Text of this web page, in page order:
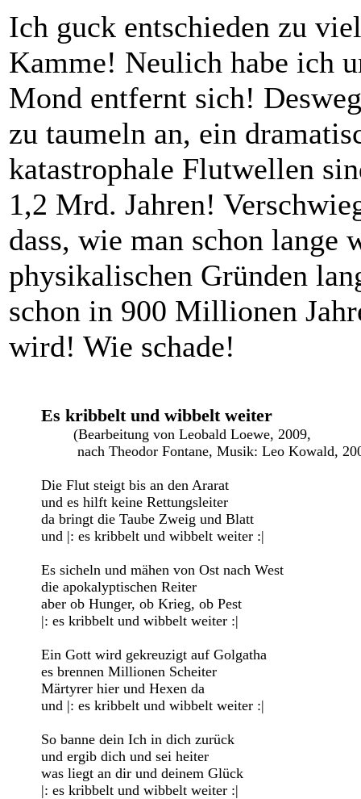
Ich guck entschieden zu
Kamme! Neulich habe ich
Mond entfernt sich!
zu taumeln an, ein
katastrophale Flutwellen
1,2 Mrd. Jahren!
dass, wie man schon lange
physikalischen Gründen
schon in 900 Millionen
wird! Wie schade!
Es kribbelt und wibbelt weiter
Die Flut steigt bis an den Ararat
und es hilft keine Rettungsleiter
da bringt die Taube Zweig und Blatt
und |: es kribbelt und wibbelt weiter :|
Es sicheln und mähen von Ost nach West
die apokalyptischen Reiter
aber ob Hunger, ob Krieg, ob Pest
|: es kribbelt und wibbelt weiter :|
Ein Gott wird gekreuzigt auf Golgatha
es brennen Millionen Scheiter
Märtyrer hier und Hexen da
und |: es kribbelt und wibbelt weiter :|
So banne dein Ich in dich zurück
und ergib dich und sei heiter
was liegt an dir und deinem Glück
|: es kribbelt und wibbelt weiter :|